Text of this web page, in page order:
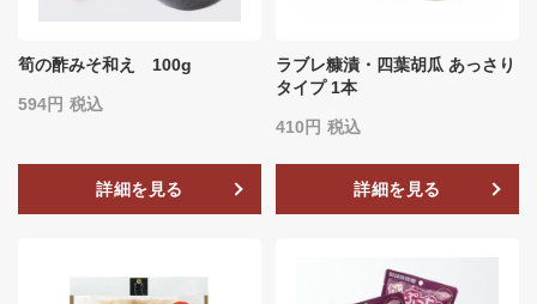
筍の酢みそ和え 100g
594 税込
詳細を見る
ラブレ糠漬・四葉胡瓜 あっさり
タイプ 1本
410 税込
詳細を見る